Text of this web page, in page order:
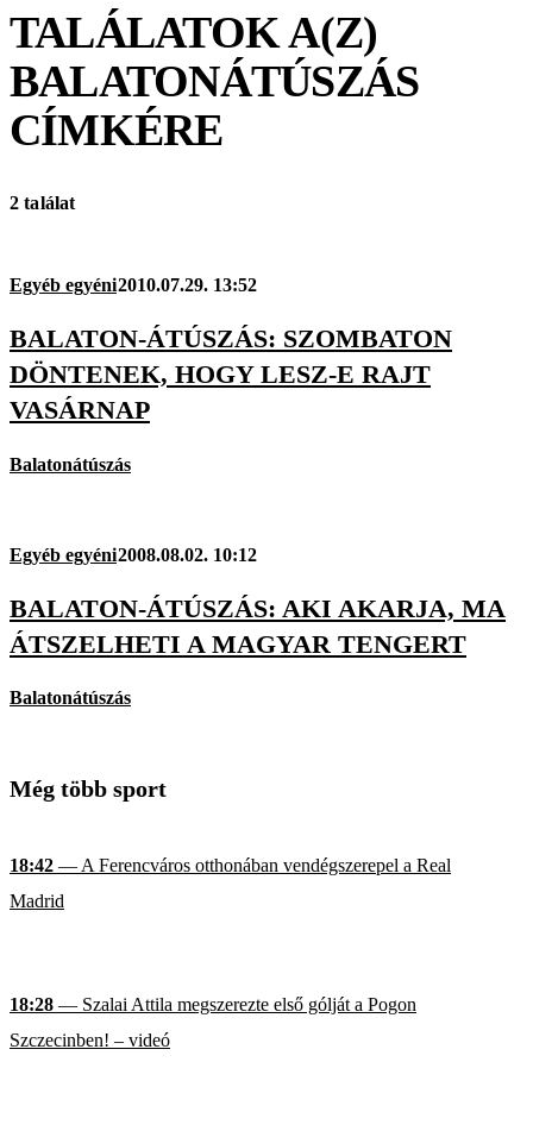
TALÁLATOK A(Z)
BALATONÁTÚSZÁS
CÍMKÉRE
2 találat
Egyéb egyéni2010.07.29. 13:52
BALATON-ÁTÚSZÁS: SZOMBATON
DÖNTENEK, HOGY LESZ-E RAJT
VASÁRNAP
Balatonátúszás
Egyéb egyéni2008.08.02. 10:12
BALATON-ÁTÚSZÁS: AKI AKARJA, MA
ÁTSZELHETI A MAGYAR TENGERT
Balatonátúszás
Még több sport
18:42 — A Ferencváros otthonában vendégszerepel a Real
Madrid
18:28 — Szalai Attila megszerezte első gólját a Pogon
Szczecinben! – videó